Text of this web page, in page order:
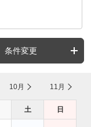
条件変更
10月 11月
土 日